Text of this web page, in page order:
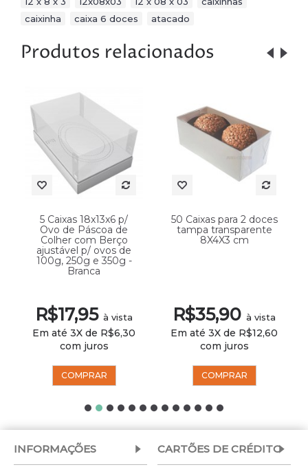
caixinha
caixa 6 doces atacado
Produtos relacionados
5 Caixas 18x13x6 p/
Ovo de Páscoa de
Colher com Berço
ajustável p/ ovos de
100g, 250g e 350g -
Branca
R$17,95 à vista
Em até 3X de R$6,30
com juros
COMPRAR
50 Caixas para 2 doces
tampa transparente
8X4X3 cm
R$35,90 à vista
Em até 3X de R$12,60
com juros
COMPRAR
INFORMAÇÕES CARTÕES DE CRÉDITO